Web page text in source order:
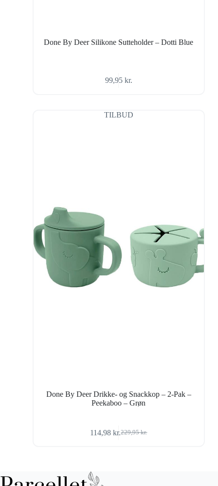
Done By Deer Silikone Sutteholder – Dotti Blue
99,95 kr.
TILBUD
Done By Deer Drikke- og Snackkop – 2-Pak –
Peekaboo – Grøn
229,95kr.
Den
114,98kr.Den